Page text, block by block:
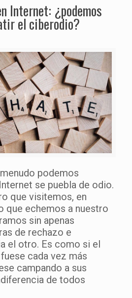
Internet: ¿podemos
el ciberodio?
podemos
se puebla de odio.
que visitemos, en
que echemos a nuestro
sin apenas
de rechazo e
el otro. Es como si el
cada vez más
campando a sus
de todos